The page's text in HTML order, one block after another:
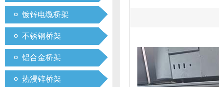
镀锌电缆桥架
不锈钢桥架
铝合金桥架
热浸锌桥架